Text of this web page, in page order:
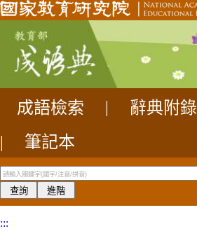
成語檢索 辭典附錄
|
筆記本
:::